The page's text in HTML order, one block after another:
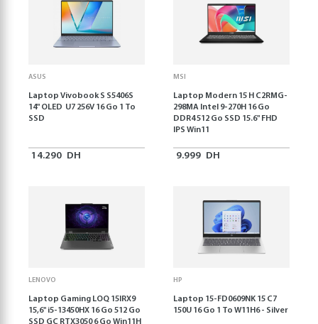
ASUS
Laptop Vivobook S S5406S
14" OLED U7 256V 16 Go 1 To
SSD
14.290 DH
MSI
Laptop Modern 15 H C2RMG-
298MA Intel 9-270H 16 Go
DDR4 512 Go SSD 15.6" FHD
IPS Win11
9.999 DH
LENOVO
Laptop Gaming LOQ 15IRX9
15,6'' i5-13450HX 16 Go 512 Go
SSD GC RTX3050 6 Go Win11H
HP
Laptop 15-FD0609NK 15 C7
150U 16 Go 1 To W11H6 - Silver